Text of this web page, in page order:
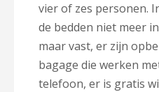
vier of zes personen.
de bedden niet meer
maar vast, er zijn
bagage die werken
telefoon, er is gratis